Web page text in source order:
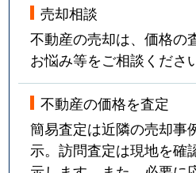
売却相談
不動産の売却は、価格の
お悩み等をご相談くださ
不動産の価格を査定
簡易査定は近隣の売却事
示。訪問査定は現地を確